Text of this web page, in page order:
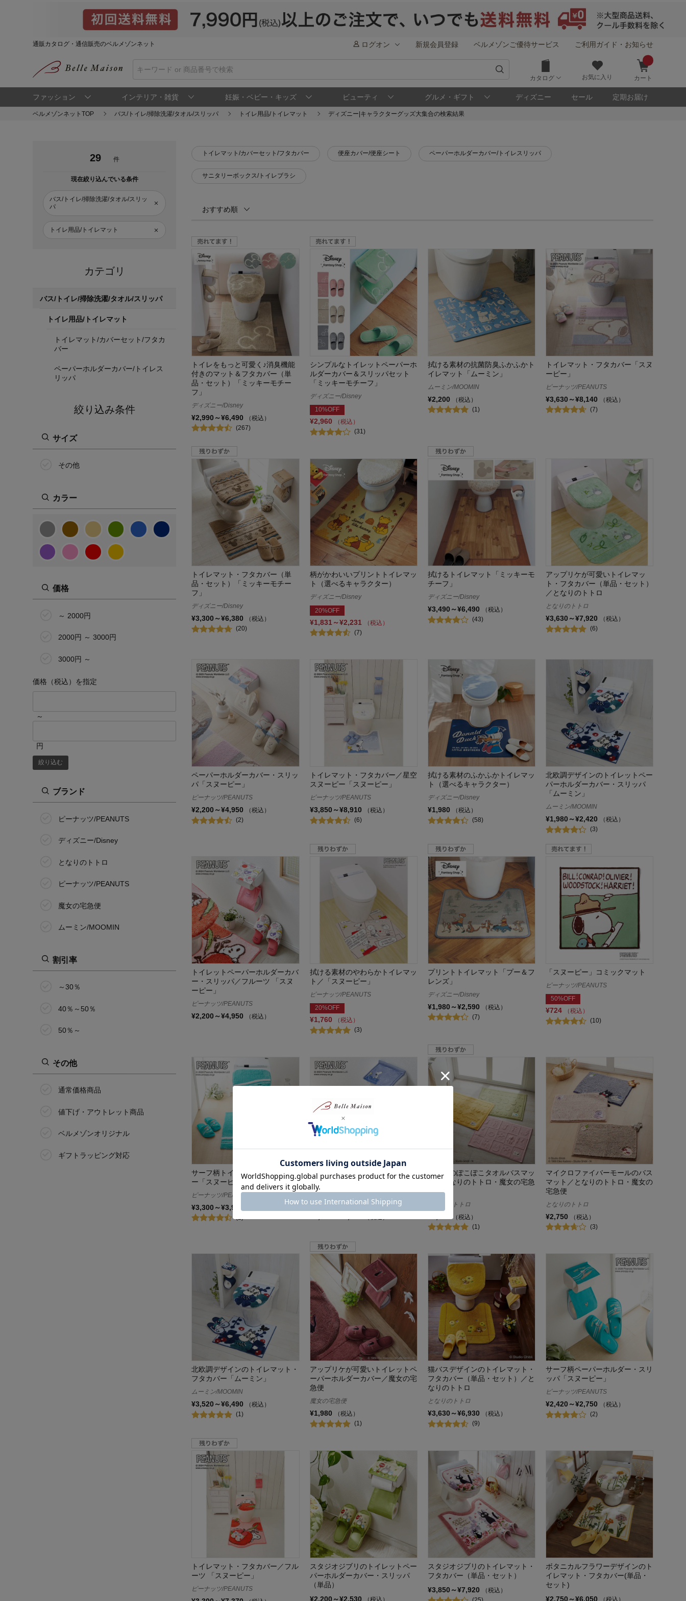
通販カタログ・通信販売のベルメゾンネット ログオン 新規会員登録 ベルメゾンご優待サービス ご利用ガイド・お知らせ
カタログ お気に入り カート
ファッション インテリア・雑貨 妊娠・ベビー・キッズ ビューティ グルメ・ギフト ディズニー セール 定期お届け
ベルメゾンネットTOP バス/トイレ/掃除洗濯/タオル/スリッパ トイレ用品/トイレマット ディズニー|キャラクターグッズ大集合の検索結果
29 件
現在絞り込んでいる条件
バス/トイレ/掃除洗濯/タオル/スリッ
パ
トイレ用品/トイレマット
カテゴリ
バス/トイレ/掃除洗濯/タオル/スリッパ
トイレ用品/トイレマット
トイレマット/カバーセット/フタカ
バー
ペーパーホルダーカバー/トイレス
リッパ
絞り込み条件
サイズ
その他
カラー
価格
～ 2000円
2000円 ～ 3000円
3000円 ～
価格（税込）を指定
～
円
絞り込む
ブランド
ピーナッツ/PEANUTS
ディズニー/Disney
となりのトトロ
ピーナッツ/PEANUTS
魔女の宅急便
ムーミン/MOOMIN
割引率
～30％
40％～50％
50％～
その他
通常価格商品
値下げ・アウトレット商品
ベルメゾンオリジナル
ギフトラッピング対応
トイレマット/カバーセット/フタカバー 便座カバー/便座シート ペーパーホルダーカバー/トイレスリッパ
サニタリーボックス/トイレブラシ
おすすめ順
トイレをもっと可愛く♪消臭機能
付きのマット＆フタカバー（単
品・セット）「ミッキーモチー
フ」
ディズニー/Disney
¥2,990～¥6,490
（税込）
(267)
シンプルなトイレットペーパーホ
ルダーカバー＆スリッパセット
「ミッキーモチーフ」
ディズニー/Disney
10%OFF
¥2,960
（税込）
(31)
拭ける素材の抗菌防臭ふかふかト
イレマット「ムーミン」
ムーミン/MOOMIN
¥2,200
（税込）
(1)
トイレマット・フタカバー「スヌ
ーピー」
ピーナッツ/PEANUTS
¥3,630～¥8,140
（税込）
(7)
トイレマット・フタカバー（単
品・セット）「ミッキーモチー
フ」
ディズニー/Disney
¥3,300～¥6,380
（税込）
(20)
柄がかわいいプリントトイレマッ
ト（選べるキャラクター）
ディズニー/Disney
20%OFF
¥1,831～¥2,231
（税込）
(7)
拭けるトイレマット「ミッキーモ
チーフ」
ディズニー/Disney
¥3,490～¥6,490
（税込）
(43)
アップリケが可愛いトイレマッ
ト・フタカバー（単品・セット）
／となりのトトロ
となりのトトロ
¥3,630～¥7,920
（税込）
(6)
ペーパーホルダーカバー・スリッ
パ「スヌーピー」
ピーナッツ/PEANUTS
¥2,200～¥4,950
（税込）
(2)
トイレマット・フタカバー／星空
スヌーピー「スヌーピー」
ピーナッツ/PEANUTS
¥3,850～¥8,910
（税込）
(6)
拭ける素材のふかふかトイレマッ
ト（選べるキャラクター）
ディズニー/Disney
¥1,980
（税込）
(58)
北欧調デザインのトイレットペー
パーホルダーカバー・スリッパ
「ムーミン」
ムーミン/MOOMIN
¥1,980～¥2,420
（税込）
(3)
トイレットペーパーホルダーカバ
ー・スリッパ／フルーツ 「スヌ
ーピー」
ピーナッツ/PEANUTS
¥2,200～¥4,950 （税込）
拭ける素材のやわらかトイレマッ
ト／「スヌーピー」
ピーナッツ/PEANUTS
20%OFF
¥1,760
（税込）
(3)
プリントトイレマット「プー＆フ
レンズ」
ディズニー/Disney
¥1,980～¥2,590
（税込）
(7)
「スヌーピー」コミックマット
ピーナッツ/PEANUTS
50%OFF
¥724
（税込）
(10)
サーフ柄トイレマット・フタカバ
ー「スヌーピー」
ピーナッツ/PEANUTS
¥3,300～¥3,960
(2)
トイレットペーパーホルダーカバ
ー・スリッパ／星空スヌーピー
「スヌーピー」
ピーナッツ/PEANUTS
綿素材のぽこぽこタオルバスマッ
ト／となりのトトロ・魔女の宅急
便
となりのトトロ
（税込）
(1)
マイクロファイバーモールのバス
マット／となりのトトロ・魔女の
宅急便
となりのトトロ
¥2,750
（税込）
(3)
北欧調デザインのトイレマット・
フタカバー「ムーミン」
ムーミン/MOOMIN
¥3,520～¥6,490
（税込）
(1)
アップリケが可愛いトイレットペ
ーパーホルダーカバー／魔女の宅
急便
魔女の宅急便
¥1,980
（税込）
(1)
猫バスデザインのトイレマット・
フタカバー（単品・セット）／と
なりのトトロ
となりのトトロ
¥3,630～¥6,930
（税込）
(9)
サーフ柄ペーパーホルダー・スリ
ッパ「スヌーピー」
ピーナッツ/PEANUTS
¥2,420～¥2,750
（税込）
(2)
トイレマット・フタカバー／フル
ーツ 「スヌーピー」
ピーナッツ/PEANUTS
スタジオジブリのトイレットペー
パーホルダーカバー・スリッパ
（単品）
¥2,200～¥2,530
（税込）
スタジオジブリのトイレマット・
フタカバー（単品・セット）
¥3,850～¥7,920
（税込）
ボタニカルフラワーデザインのト
イレマット・フタカバー(単品・
セット)
¥2,750～¥6,050
（税込）